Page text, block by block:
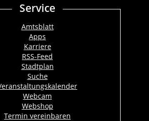
Service
Amtsblatt
Apps
Karriere
RSS-Feed
Stadtplan
Suche
Webcam
Webshop
Termin vereinbaren